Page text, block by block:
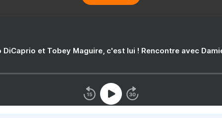
DiCaprio et Tobey Maguire, c'est lui ! Rencontre avec